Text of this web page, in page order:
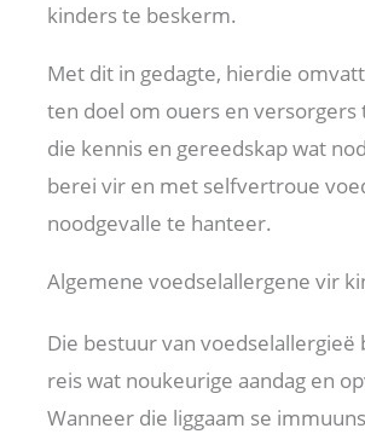
kinders te beskerm.
Met dit in gedagte, hierdie
ten doel om ouers en
die kennis en gereedskap wat
berei vir en met selfvertroue
noodgevalle te hanteer.
Algemene voedselallergene vir
Die bestuur van voedselallergieë
reis wat noukeurige aandag en
Wanneer die liggaam se